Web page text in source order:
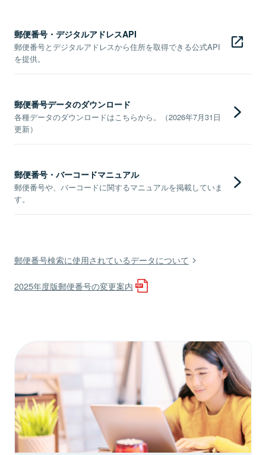
郵便番号・デジタルアドレスAPI
郵便番号とデジタルアドレスから住所を取得できる公式API
を提供。
郵便番号データのダウンロード
各種データのダウンロードはこちらから。（2026年7月31日
更新）
郵便番号・バーコードマニュアル
郵便番号や、バーコードに関するマニュアルを掲載していま
す。
郵便番号検索に使用されているデータについて
2025年度版郵便番号の変更案内